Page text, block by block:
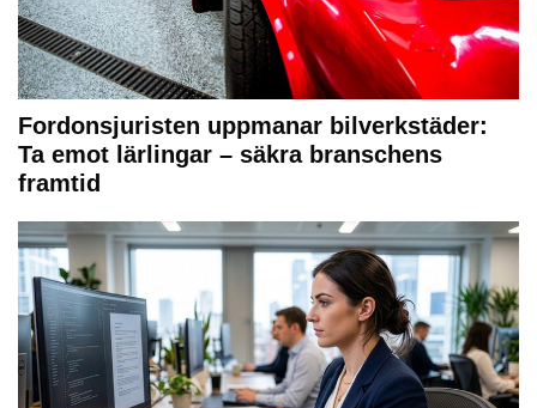
Fordonsjuristen uppmanar bilverkstäder:
Ta emot lärlingar – säkra branschens
framtid